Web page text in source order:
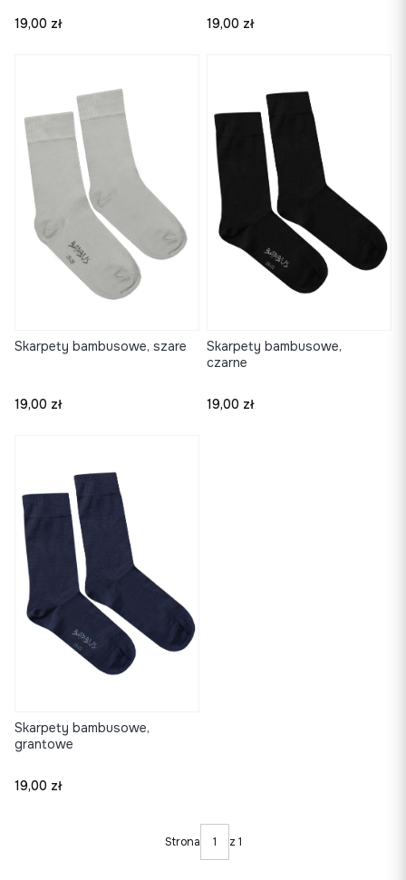
Cena
19,00 zł Cena
19,00 zł
Skarpety bambusowe, szare
Cena
19,00 zł
Skarpety bambusowe,
czarne
Cena
19,00 zł
Skarpety bambusowe,
grantowe
Cena
19,00 zł
Strona z 1